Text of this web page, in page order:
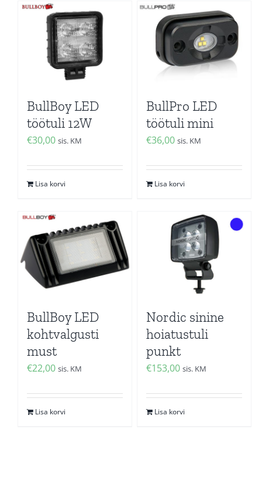
BullBoy LED
töötuli 12W
€30,00 sis. KM
Lisa korvi
BullPro LED
töötuli mini
€36,00 sis. KM
Lisa korvi
BullBoy LED
kohtvalgusti
must
€22,00 sis. KM
Lisa korvi
Nordic sinine
hoiatustuli
punkt
€153,00 sis. KM
Lisa korvi